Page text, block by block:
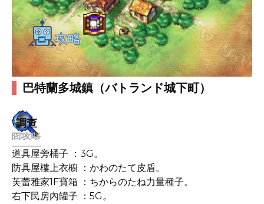
巴特蘭多城鎮（バトランド城下町）
調查
道具屋旁桶子 ：3G。
防具屋樓上衣櫥 ：かわのたて皮盾。
芙蕾雅家1F寶箱 ：ちからのたね力量種子。
右下民房內罐子 ：5G。